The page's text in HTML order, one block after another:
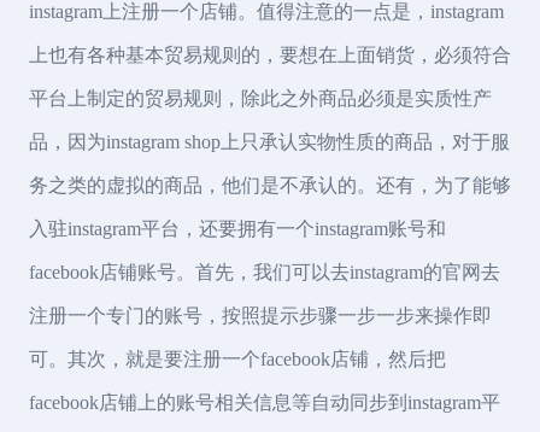
instagram上注册一个店铺。值得注意的一点是，instagram
上也有各种基本贸易规则的，要想在上面销货，必须符合
平台上制定的贸易规则，除此之外商品必须是实质性产
品，因为instagram shop上只承认实物性质的商品，对于服
务之类的虚拟的商品，他们是不承认的。还有，为了能够
入驻instagram平台，还要拥有一个instagram账号和
facebook店铺账号。首先，我们可以去instagram的官网去
注册一个专门的账号，按照提示步骤一步一步来操作即
可。其次，就是要注册一个facebook店铺，然后把
facebook店铺上的账号相关信息等自动同步到instagram平